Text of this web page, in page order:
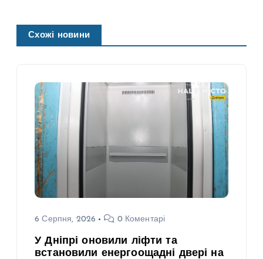
Схожі новини
6 Серпня, 2026 0 Коментарі
У Дніпрі оновили ліфти та
встановили енергоощадні двері на